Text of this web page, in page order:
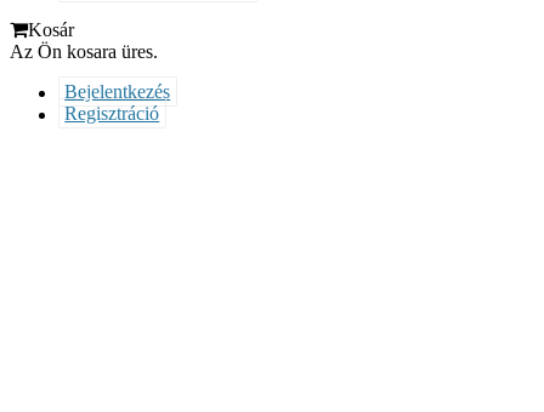
Kosár
Az Ön kosara üres.
Bejelentkezés
Regisztráció